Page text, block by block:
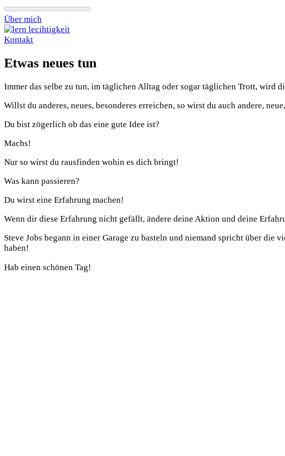
Über mich
Kontakt
Etwas neues tun
Immer das selbe zu tun, im täglichen Alltag oder sogar täglichen Trott, wird
Willst du anderes, neues, besonderes erreichen, so wirst du auch andere,
Du bist zögerlich ob das eine gute Idee ist?
Machs!
Nur so wirst du rausfinden wohin es dich bringt!
Was kann passieren?
Du wirst eine Erfahrung machen!
Wenn dir diese Erfahrung nicht gefällt, ändere deine Aktion und deine
Steve Jobs begann in einer Garage zu basteln und niemand spricht über
haben!
Hab einen schönen Tag!